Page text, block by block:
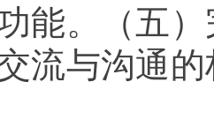
能。（五
流与沟通